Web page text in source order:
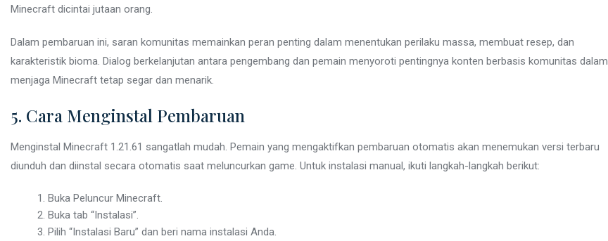
Minecraft dicintai jutaan orang.
Dalam pembaruan ini, saran komunitas memainkan peran penting dalam menentukan perilaku massa, membuat resep, dan
karakteristik bioma. Dialog berkelanjutan antara pengembang dan pemain menyoroti pentingnya konten berbasis komunitas dalam
menjaga Minecraft tetap segar dan menarik.
5. Cara Menginstal Pembaruan
Menginstal Minecraft 1.21.61 sangatlah mudah. Pemain yang mengaktifkan pembaruan otomatis akan menemukan versi terbaru
diunduh dan diinstal secara otomatis saat meluncurkan game. Untuk instalasi manual, ikuti langkah-langkah berikut:
Buka Peluncur Minecraft.
Buka tab “Instalasi”.
Pilih “Instalasi Baru” dan beri nama instalasi Anda.